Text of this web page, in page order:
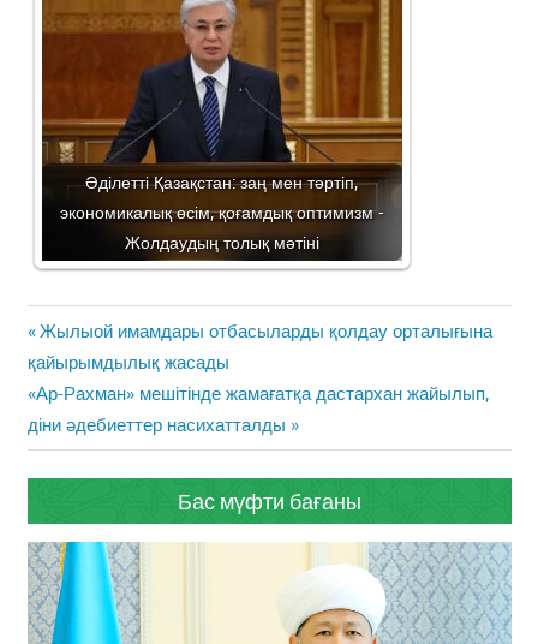
Әділетті Қазақстан: заң мен тәртіп,
экономикалық өсім, қоғамдық оптимизм -
Жолдаудың толық мәтіні
Жазба
навигациясы
Previous
Post:
Жылыой имамдары отбасыларды қолдау орталығына
қайырымдылық жасады
Next
Post:
«Ар-Рахман» мешітінде жамағатқа дастархан жайылып,
діни әдебиеттер насихатталды
Бас мүфти бағаны